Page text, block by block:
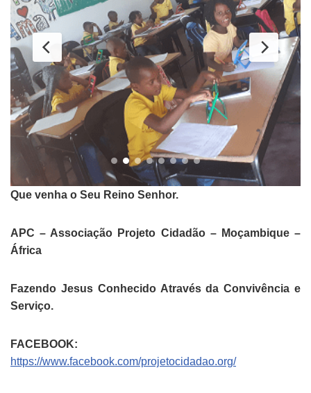
Que venha o Seu Reino Senhor.
APC – Associação Projeto Cidadão – Moçambique –
África
Fazendo Jesus Conhecido Através da Convivência e
Serviço.
FACEBOOK:
https://www.facebook.com/projetocidadao.org/